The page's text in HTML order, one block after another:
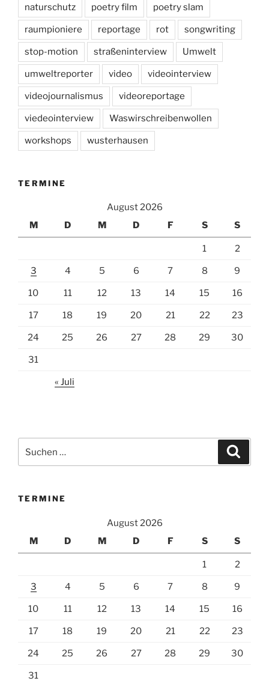
naturschutz poetry film poetry slam
raumpioniere reportage rot songwriting
stop-motion straßeninterview Umwelt
umweltreporter video videointerview
videojournalismus videoreportage
viedeointerview Waswirschreibenwollen
workshops wusterhausen
TERMINE
August 2026
M
D M D F S S
1 2
3 4 5 6 7 8 9
10 11 12 13 14 15 16
17 18 19 20 21 22 23
24 25 26 27 28 29 30
31
« Juli
nach:
TERMINE
August 2026
M
D M D F S S
1 2
3 4 5 6 7 8 9
10 11 12 13 14 15 16
17 18 19 20 21 22 23
24 25 26 27 28 29 30
31